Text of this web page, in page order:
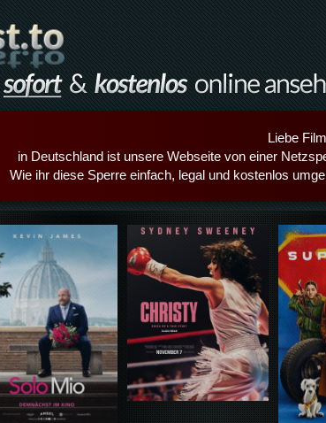
Liebe
in Deutschland ist unsere Webseite von einer
Wie ihr diese Sperre einfach, legal und kostenlos
Details,Play Details,Play